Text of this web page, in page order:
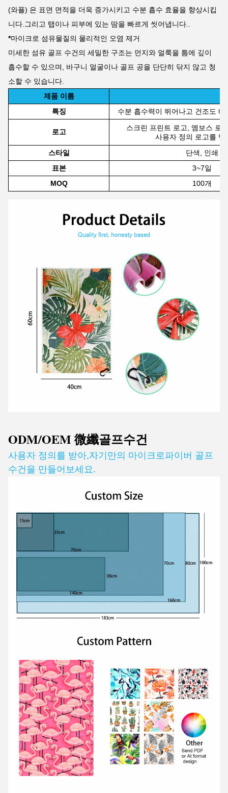
(와플) 은 표면 면적을 더욱 증가시키고 수분 흡수 효율을 향상시킵
니다.그리고 탭이나 피부에 있는 땀을 빠르게 씻어냅니다..
*마이크로 섬유물질의 물리적인 오염 제거
미세한 섬유 골프 수건의 세밀한 구조는 먼지와 얼룩을 틈에 깊이
흡수할 수 있으며, 바구니 얼굴이나 골프 공을 단단히 닦지 않고 청
소할 수 있습니다.
제품 이름
특징
수분 흡수력이 뛰어나고 건조도
로고
스크린 프린트 로고, 엠보스 로
사용자 정의 로고를 받
스타일
단색, 인쇄
표본
3~7일
MOQ
100개
ODM/OEM 微纖골프수건
사용자 정의를 받아,자기만의 마이크로파이버 골프
수건을 만들어보세요.